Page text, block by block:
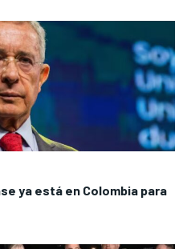
ya está en Colombia para